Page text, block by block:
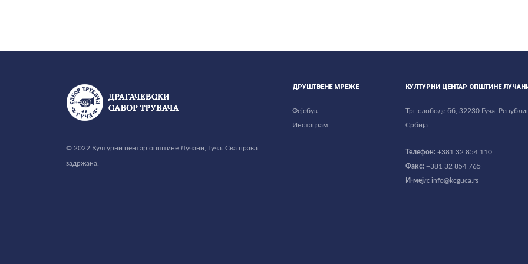
© 2022 Културни центар општине Лучани, Гуча. Сва права
задржана.
ДРУШТВЕНЕ МРЕЖЕ
Фејсбук
Инстаграм
КУЛТУРНИ ЦЕНТАР ОПШТИНЕ
Трг слободе бб, 32230 Гуча,
Србија
Телефон: +381 32 854 110
Факс: +381 32 854 765
И-мејл: info@kcguca.rs